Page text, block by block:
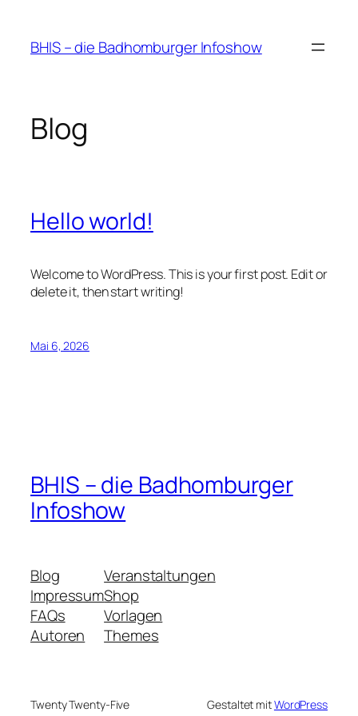
springen
BHIS – die Badhomburger Infoshow
Blog
Hello world!
Welcome to WordPress. This is your first post. Edit or
delete it, then start writing!
Mai 6, 2026
BHIS – die Badhomburger
Infoshow
Blog
Impressum
FAQs
Autoren
Veranstaltungen
Shop
Vorlagen
Themes
Twenty Twenty-Five Gestaltet mitWordPress